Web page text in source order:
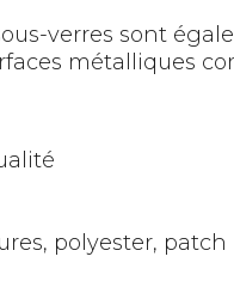
verres sont
métalliques
polyester,